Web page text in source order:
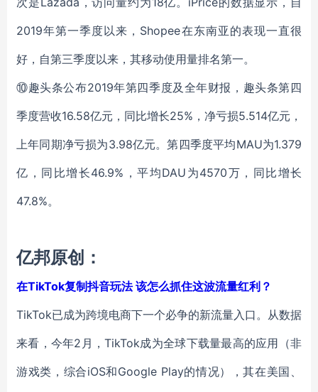
2019年第一季度以来，Shopee在东南亚的表现一直很
好，自第三季度以来，其移动使用量排名第一。
⑩趣头条公布2019年第四季度及全年财报，趣头条第四
季度营收16.58亿元，同比增长25%，净亏损5.514亿元，
上年同期净亏损为3.98亿元。第四季度平均MAU为1.379
亿，同比增长46.9%，平均DAU为4570万，同比增长
47.8%。
亿邦原创：
在TikTok复制抖音玩法 该怎么抓住这波流量红利？
TikTok已成为跨境电商下一个必争的新流量入口。从数据
来看，今年2月，TikTok成为全球下载量最高的应用（非
游戏类，综合iOS和Google Play的情况），其在美国、